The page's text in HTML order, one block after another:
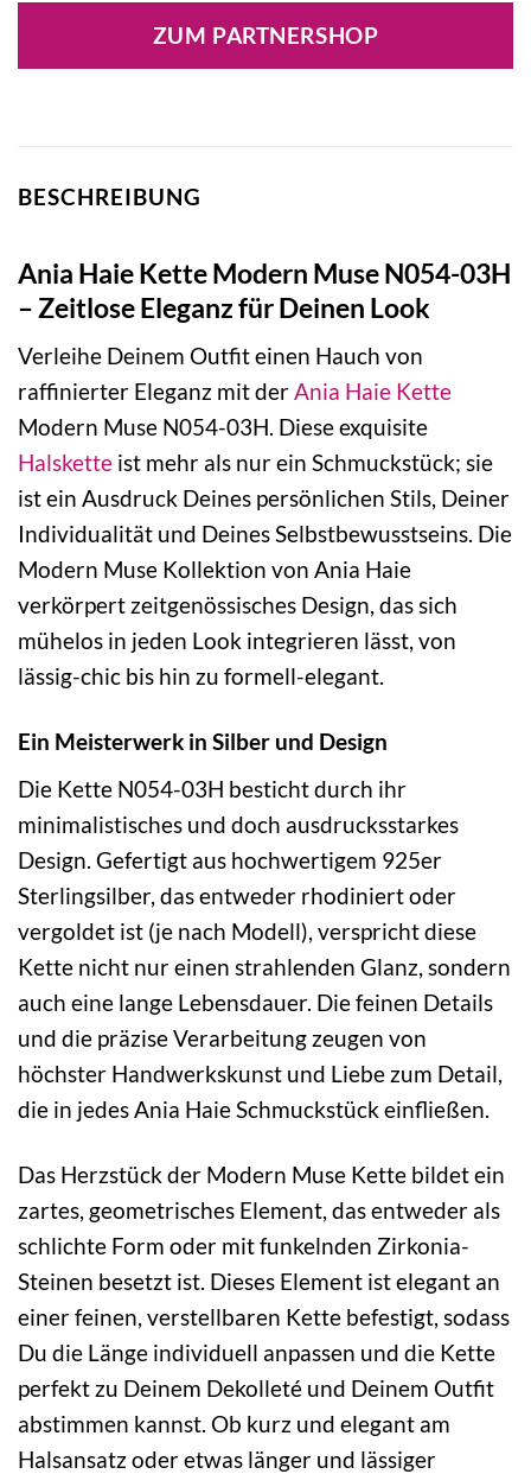
war:
89,00 €
ist:
84,55 €.
ZUM PARTNERSHOP
BESCHREIBUNG
Ania Haie Kette Modern Muse N054-03H
– Zeitlose Eleganz für Deinen Look
Verleihe Deinem Outfit einen Hauch von
raffinierter Eleganz mit derAnia Haie Kette
Modern Muse N054-03H. Diese exquisite
Halskette ist mehr als nur ein Schmuckstück; sie
ist ein Ausdruck Deines persönlichen Stils, Deiner
Individualität und Deines Selbstbewusstseins. Die
Modern Muse Kollektion von Ania Haie
verkörpert zeitgenössisches Design, das sich
mühelos in jeden Look integrieren lässt, von
lässig-chic bis hin zu formell-elegant.
Ein Meisterwerk in Silber und Design
Die Kette N054-03H besticht durch ihr
minimalistisches und doch ausdrucksstarkes
Design. Gefertigt aus hochwertigem 925er
Sterlingsilber, das entweder rhodiniert oder
vergoldet ist (je nach Modell), verspricht diese
Kette nicht nur einen strahlenden Glanz, sondern
auch eine lange Lebensdauer. Die feinen Details
und die präzise Verarbeitung zeugen von
höchster Handwerkskunst und Liebe zum Detail,
die in jedes Ania Haie Schmuckstück einfließen.
Das Herzstück der Modern Muse Kette bildet ein
zartes, geometrisches Element, das entweder als
schlichte Form oder mit funkelnden Zirkonia-
Steinen besetzt ist. Dieses Element ist elegant an
einer feinen, verstellbaren Kette befestigt, sodass
Du die Länge individuell anpassen und die Kette
perfekt zu Deinem Dekolleté und Deinem Outfit
abstimmen kannst. Ob kurz und elegant am
Halsansatz oder etwas länger und lässiger